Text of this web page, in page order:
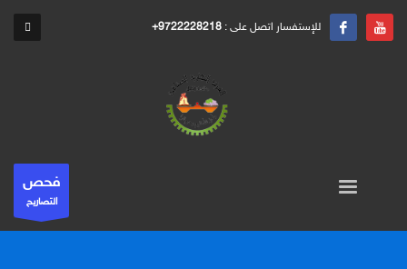
للإستفسار اتصل على : +9722228218
فحص
التصاريح